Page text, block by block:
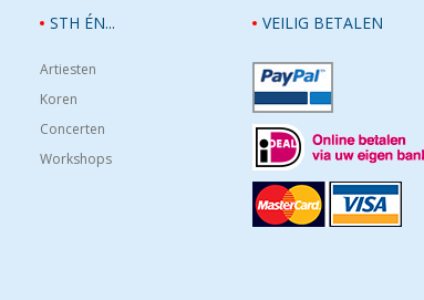
VEILIG BETALEN
STH ÉN...
Artiesten
Koren
Concerten
Workshops